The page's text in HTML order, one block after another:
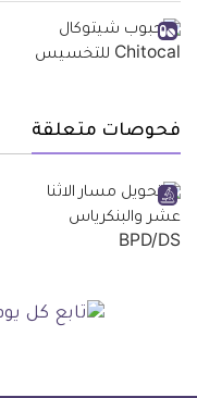
فحوصات متعلقة